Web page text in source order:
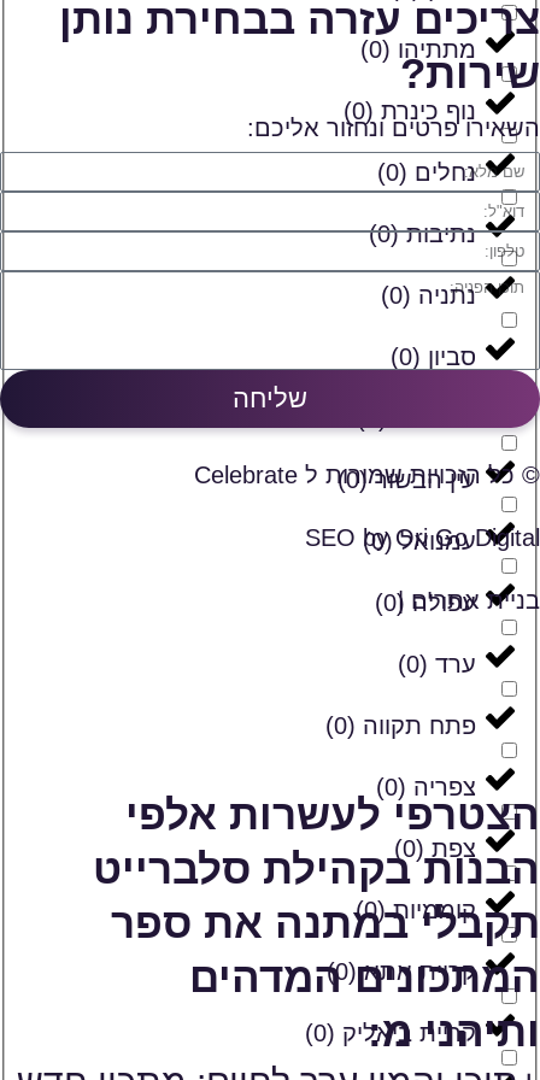
מתתיהו (
0
)
נוף כינרת (
0
)
נחלים (
0
)
נתיבות(
0
)
נתניה (
0
)
סביון (
0
)
עין הבשור(
0
)
עמנואל(
0
)
עפולה (
0
)
ערד (
0
)
פתח תקווה (
0
)
צפריה (
0
)
צפת (
0
)
קוממיות(
0
)
קריית אתא(
0
)
קריית ביאליק (
0
)
צריכים עזרה בבחירת נותן
שירות?
השאירו פרטים ונחזור אליכם:
שליחה
© כל הזכויות שמורות ל Celebrate
SEO by Ori Go Digital
בניית אתרים |
הצטרפי לעשרות אלפי
הבנות בקהילת סלברייט
תקבלי במתנה את ספר
המתכונים המדהים
ותיהני מ: